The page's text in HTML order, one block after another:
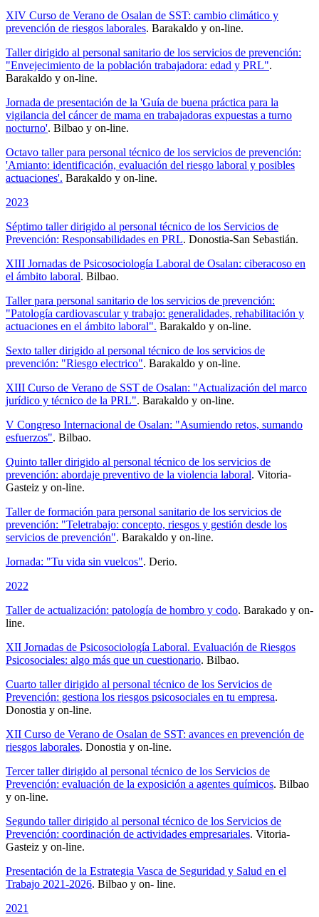
XIV Curso de Verano de Osalan de SST: cambio climático y
prevención de riesgos laborales. Barakaldo y on-line.
Taller dirigido al personal sanitario de los servicios de prevención:
"Envejecimiento de la población trabajadora: edad y PRL".
Barakaldo y on-line.
Jornada de presentación de la 'Guía de buena práctica para la
vigilancia del cáncer de mama en trabajadoras expuestas a turno
nocturno'. Bilbao y on-line.
Octavo taller para personal técnico de los servicios de prevención:
'Amianto: identificación, evaluación del riesgo laboral y posibles
actuaciones'. Barakaldo y on-line.
2023
Séptimo taller dirigido al personal técnico de los Servicios de
Prevención: Responsabilidades en PRL. Donostia-San Sebastián.
XIII Jornadas de Psicosociología Laboral de Osalan: ciberacoso en
el ámbito laboral. Bilbao.
Taller para personal sanitario de los servicios de prevención:
"Patología cardiovascular y trabajo: generalidades, rehabilitación y
actuaciones en el ámbito laboral". Barakaldo y on-line.
Sexto taller dirigido al personal técnico de los servicios de
prevención: "Riesgo electrico". Barakaldo y on-line.
XIII Curso de Verano de SST de Osalan: "Actualización del marco
jurídico y técnico de la PRL". Barakaldo y on-line.
V Congreso Internacional de Osalan: "Asumiendo retos, sumando
esfuerzos". Bilbao.
Quinto taller dirigido al personal técnico de los servicios de
prevención: abordaje preventivo de la violencia laboral. Vitoria-
Gasteiz y on-line.
Taller de formación para personal sanitario de los servicios de
prevención: "Teletrabajo: concepto, riesgos y gestión desde los
servicios de prevención". Barakaldo y on-line.
Jornada: "Tu vida sin vuelcos". Derio.
2022
Taller de actualización: patología de hombro y codo. Barakado y on-
line.
XII Jornadas de Psicosociología Laboral. Evaluación de Riesgos
Psicosociales: algo más que un cuestionario. Bilbao.
Cuarto taller dirigido al personal técnico de los Servicios de
Prevención: gestiona los riesgos psicosociales en tu empresa.
Donostia y on-line.
XII Curso de Verano de Osalan de SST: avances en prevención de
riesgos laborales. Donostia y on-line.
Tercer taller dirigido al personal técnico de los Servicios de
Prevención: evaluación de la exposición a agentes químicos. Bilbao
y on-line.
Segundo taller dirigido al personal técnico de los Servicios de
Prevención: coordinación de actividades empresariales. Vitoria-
Gasteiz y on-line.
Presentación de la Estrategia Vasca de Seguridad y Salud en el
Trabajo 2021-2026. Bilbao y on- line.
2021